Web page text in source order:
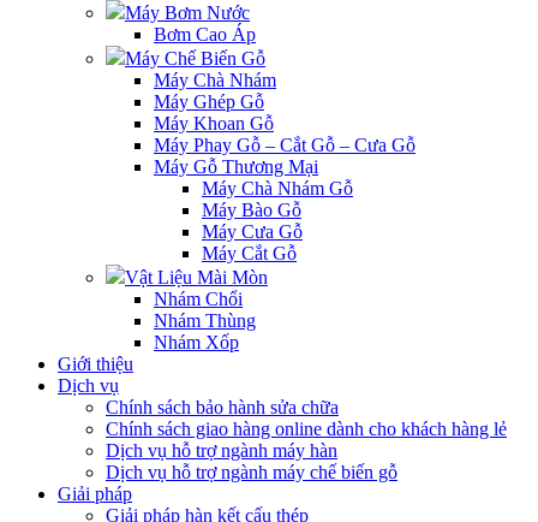
Máy Bơm Nước
Bơm Cao Áp
Máy Chế Biến Gỗ
Máy Chà Nhám
Máy Ghép Gỗ
Máy Khoan Gỗ
Máy Phay Gỗ – Cắt Gỗ – Cưa Gỗ
Máy Gỗ Thương Mại
Máy Chà Nhám Gỗ
Máy Bào Gỗ
Máy Cưa Gỗ
Máy Cắt Gỗ
Vật Liệu Mài Mòn
Nhám Chổi
Nhám Thùng
Nhám Xốp
Giới thiệu
Dịch vụ
Chính sách bảo hành sửa chữa
Chính sách giao hàng online dành cho khách hàng lẻ
Dịch vụ hỗ trợ ngành máy hàn
Dịch vụ hỗ trợ ngành máy chế biến gỗ
Giải pháp
Giải pháp hàn kết cấu thép